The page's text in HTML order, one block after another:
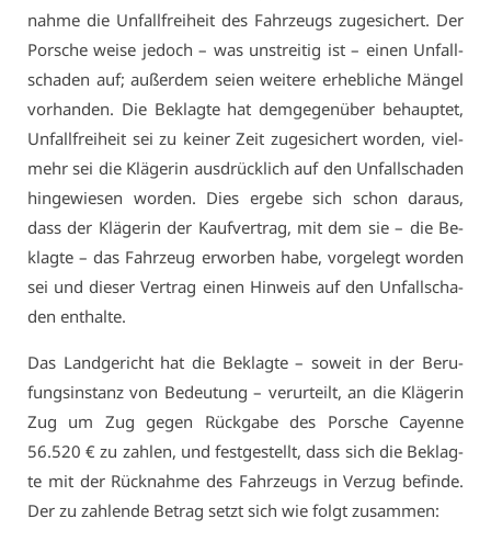
nah­me die Un­fall­frei­heit des Fahr­zeugs zu­ge­si­chert. Der
Por­sche wei­se je­doch – was un­strei­tig ist – ei­nen Un­fall­
scha­den auf; au­ßer­dem sei­en wei­te­re er­heb­li­che Män­gel
vor­han­den. Die Be­klag­te hat dem­ge­gen­über be­haup­tet,
Un­fall­frei­heit sei zu kei­ner Zeit zu­ge­si­chert wor­den, viel­
mehr sei die Klä­ge­rin aus­drück­lich auf den Un­fall­scha­den
hin­ge­wie­sen wor­den. Dies er­ge­be sich schon dar­aus,
dass der Klä­ge­rin der Kauf­ver­trag, mit dem sie – die Be­
klag­te – das Fahr­zeug er­wor­ben ha­be, vor­ge­legt wor­den
sei und die­ser Ver­trag ei­nen Hin­weis auf den Un­fall­scha­
den ent­hal­te.
Das Land­ge­richt hat die Be­klag­te – so­weit in der Be­ru­
fungs­in­stanz von Be­deu­tung – ver­ur­teilt, an die Klä­ge­rin
Zug um Zug ge­gen Rück­ga­be des Por­sche Ca­yenne
56.520 € zu zah­len, und fest­ge­stellt, dass sich die Be­klag­
te mit der Rück­nah­me des Fahr­zeugs in Ver­zug be­fin­de.
Der zu zah­len­de Be­trag setzt sich wie folgt zu­sam­men: